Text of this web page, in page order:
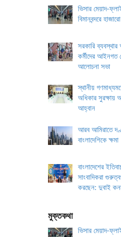
ভিসার মেয়াদ-
বিমানবন্দরে
সরকারি
কর্মীদের আইনগত
আলোচনা সভা
স্থানীয়
অধিকার সুরক্ষায়
আহ্বান
আরব আমিরাতে
বাংলাদেশিকে ক্ষমা
বাংলাদেশের
সাংবাদিকরা
করছেন: দুবাই
মুক্তকথা
ভিসার মেয়াদ-